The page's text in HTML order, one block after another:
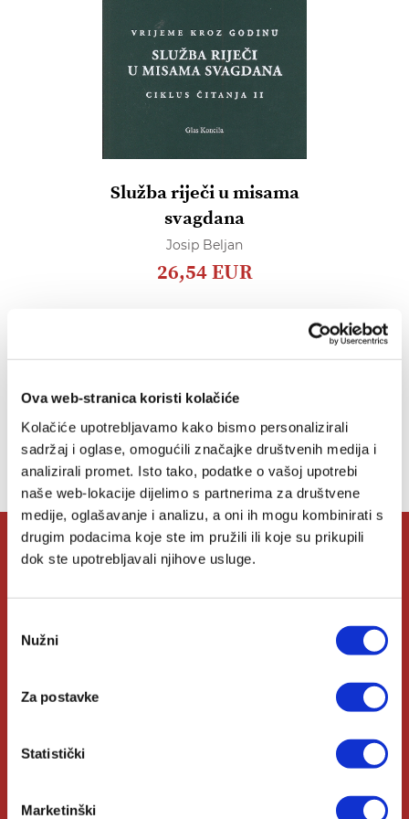
Ova web-stranica koristi kolačiće
Kolačiće upotrebljavamo kako bismo personalizirali
sadržaj i oglase, omogućili značajke društvenih medija i
analizirali promet. Isto tako, podatke o vašoj upotrebi
naše web-lokacije dijelimo s partnerima za društvene
medije, oglašavanje i analizu, a oni ih mogu kombinirati s
drugim podacima koje ste im pružili ili koje su prikupili
dok ste upotrebljavali njihove usluge.
pristanka
Nužni
Za postavke
Statistički
Marketinški
Služba riječi u misama
svagdana
Josip Beljan
26,54 EUR
Lista želja
Nemate artikala u svojoj listi želja.
O Verbumu